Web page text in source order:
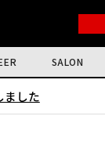
SALON
ました